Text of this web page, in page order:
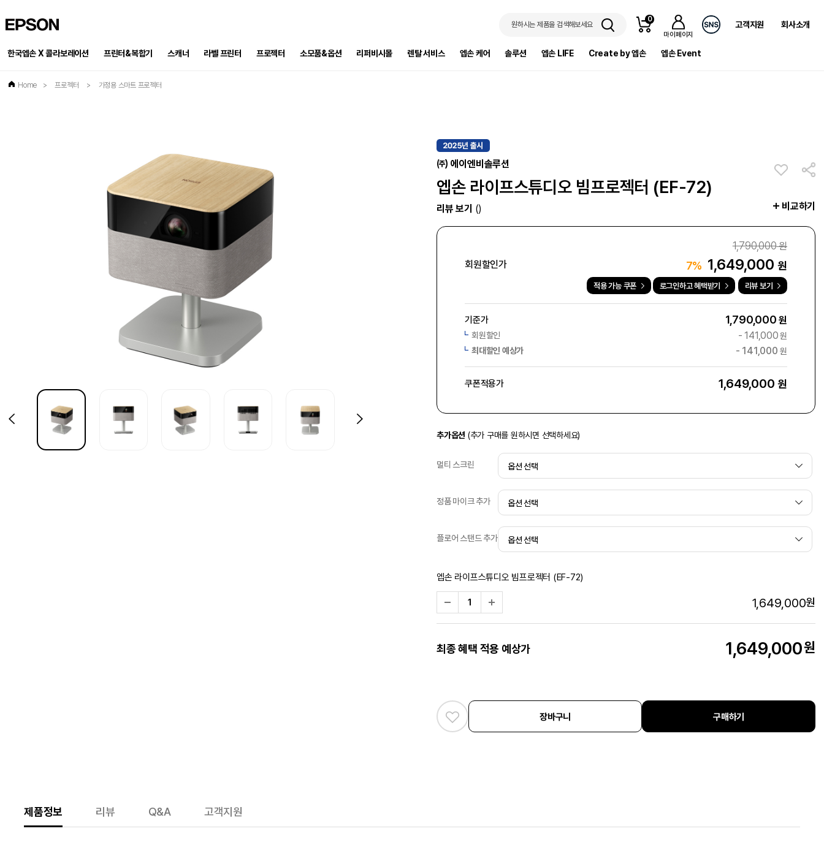
원하시는 제품을 검색해보세요
0
마이페이지
고객지원 회사소개
한국엡손 X 콜라보레이션 프린터&복합기 스캐너 라벨 프린터 프로젝터 소모품&옵션 리퍼비시몰 렌탈 서비스 엡손 케어 솔루션 엡손 LIFE Create by 엡손 엡손 Event
Home > 프로젝터 > 가정용 스마트 프로젝터
㈜ 에이엔비솔루션
엡손 라이프스튜디오 빔프로젝터 (EF-72)
리뷰 보기 () 비교하기
1,790,000원
회원할인가
7% 1,649,000원
적용 가능 쿠폰 로그인하고 혜택받기 리뷰 보기
기준가 1,790,000원
회원할인 -141,000원
최대할인 예상가
- 141,000 원
쿠폰적용가 1,649,000 원
추가옵션 (추가 구매를 원하시면 선택하세요)
멀티 스크린
정품 마이크 추가
플로어 스탠드 추가
엡손 라이프스튜디오 빔프로젝터 (EF-72)
1,649,000원
최종 혜택 적용 예상가 1,649,000원
장바구니 구매하기
제품정보 리뷰 Q&A 고객지원